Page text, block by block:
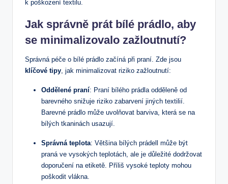
k poškození textilu.
Jak správně prát bílé prádlo, aby
se minimalizovalo zažloutnutí?
Správná péče o bílé prádlo začíná při praní. Zde jsou
klíčové tipy , jak minimalizovat riziko zažloutnutí:
Oddělené praní: Praní bílého prádla odděleně od
barevného snižuje riziko zabarvení jiných textilií.
Barevné prádlo může uvolňovat barviva, která se na
bílých tkaninách usazují.
Správná teplota: Většina bílých prádell může být
praná ve vysokých teplotách, ale je důležité dodržovat
doporučení na etiketě. Příliš vysoké teploty mohou
poškodit vlákna.